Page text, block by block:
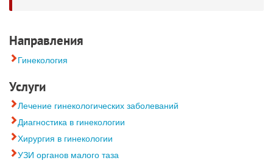
Направления
Гинекология
Услуги
Лечение гинекологических заболеваний
Диагностика в гинекологии
Хирургия в гинекологии
УЗИ органов малого таза